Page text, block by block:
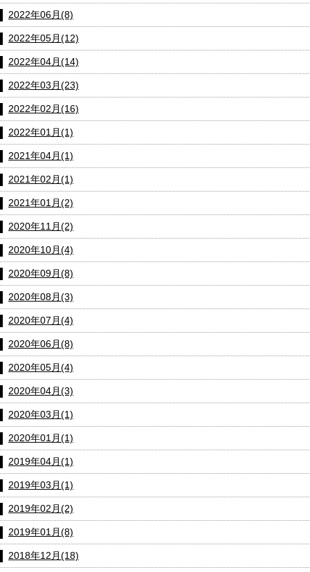
2022年06月(8)
2022年05月(12)
2022年04月(14)
2022年03月(23)
2022年02月(16)
2022年01月(1)
2021年04月(1)
2021年02月(1)
2021年01月(2)
2020年11月(2)
2020年10月(4)
2020年09月(8)
2020年08月(3)
2020年07月(4)
2020年06月(8)
2020年05月(4)
2020年04月(3)
2020年03月(1)
2020年01月(1)
2019年04月(1)
2019年03月(1)
2019年02月(2)
2019年01月(8)
2018年12月(18)